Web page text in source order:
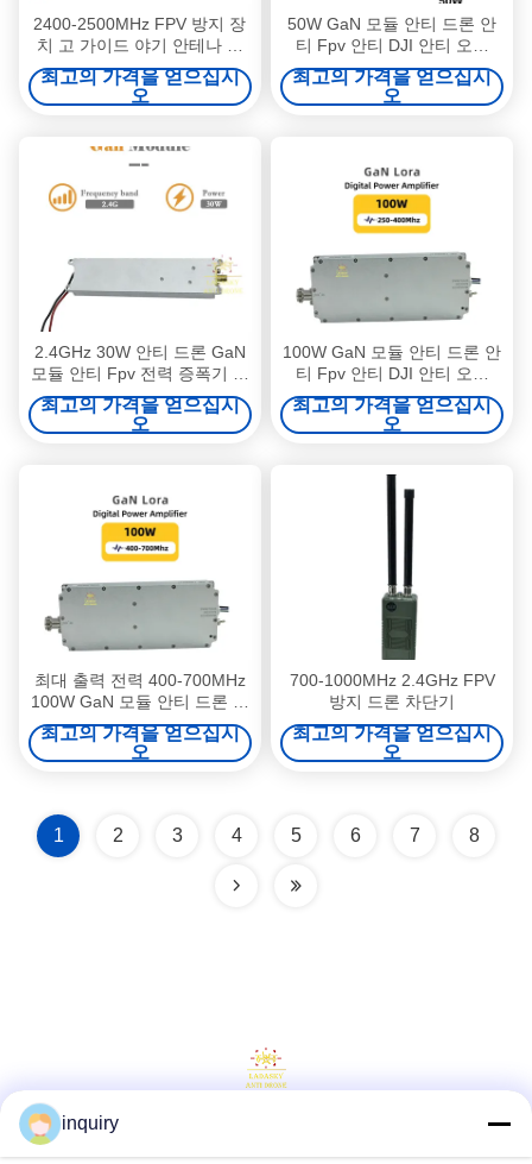
2400-2500MHz FPV 방지 장
치 고 가이드 야기 안테나 알
루미늄 수직 양극화
최고의 가격을 얻으십시
오
50W GaN 모듈 안티 드론 안
티 Fpv 안티 DJI 안티 오텔
Fpv 억제기 600-700MHz RF
모듈
최고의 가격을 얻으십시
오
2.4GHz 30W 안티 드론 GaN
모듈 안티 Fpv 전력 증폭기 모
듈 45dBi 피크 가이프
최고의 가격을 얻으십시
오
100W GaN 모듈 안티 드론 안
티 Fpv 안티 DJI 안티 오텔
Fpv 억제기 700-1000MHz RF
모듈 최적 RF 억제를 위해
최고의 가격을 얻으십시
오
최대 출력 전력 400-700MHz
100W GaN 모듈 안티 드론 안
티 Fpv 안티 Dji 안티 오텔 Fpv
억제기
최고의 가격을 얻으십시
오
700-1000MHz 2.4GHz FPV
방지 드론 차단기
최고의 가격을 얻으십시
오
1 2 3 4 5 6 7 8
inquiry